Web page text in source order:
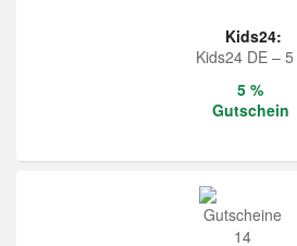
Kids24:
Kids24 DE – 5
5 %
Gutschein